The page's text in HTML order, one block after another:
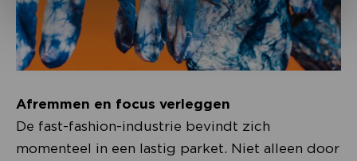
Afremmen en focus verleggen
De fast-fashion-industrie bevindt zich
momenteel in een lastig parket. Niet alleen door